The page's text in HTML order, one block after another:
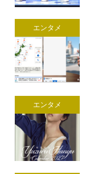
エンタメ
エンタメ